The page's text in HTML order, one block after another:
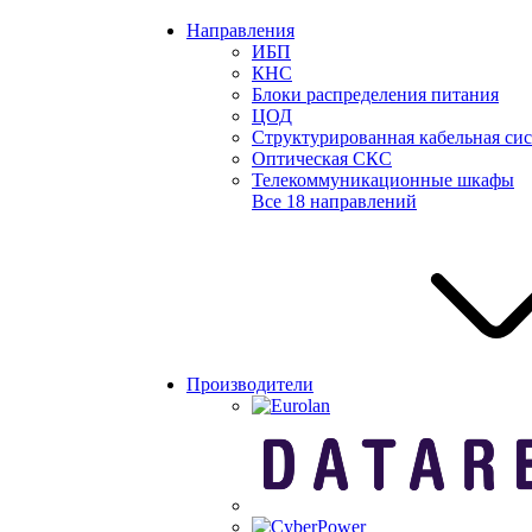
Направления
ИБП
КНС
Блоки распределения питания
ЦОД
Структурированная кабельная
Оптическая СКС
Телекоммуникационные шкафы
Все 18 направлений
Производители